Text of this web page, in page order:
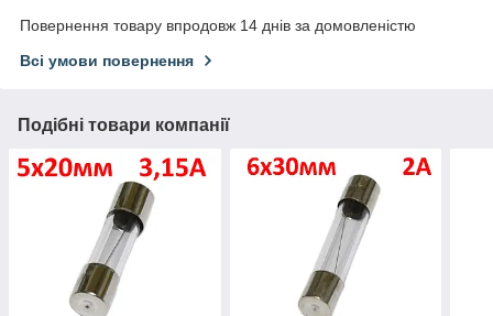
Повернення товару впродовж 14 днів за домовленістю
Всі умови повернення
Подібні товари компанії